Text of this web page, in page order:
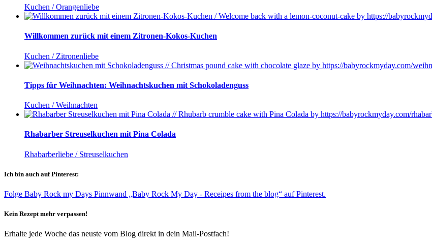
Kuchen / Orangenliebe
Willkommen zurück mit einem Zitronen-Kokos-Kuchen
Kuchen / Zitronenliebe
Tipps für Weihnachten: Weihnachtskuchen mit Schokoladenguss
Kuchen / Weihnachten
Rhabarber Streuselkuchen mit Pina Colada
Rhabarberliebe / Streuselkuchen
Ich bin auch auf Pinterest:
Folge Baby Rock my Days Pinnwand „Baby Rock My Day - Receipes from the blog“ auf Pinterest.
Kein Rezept mehr verpassen!
Erhalte jede Woche das neuste vom Blog direkt in dein Mail-Postfach!